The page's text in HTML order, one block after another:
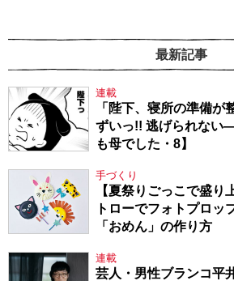
最新記事
連載
「陛下、寝所の準備が
ずいっ!! 逃げられな
も母でした・8】
手づくり
【夏祭りごっこで盛り
トローでフォトプロッ
「おめん」の作り方
連載
芸人・男性ブランコ平